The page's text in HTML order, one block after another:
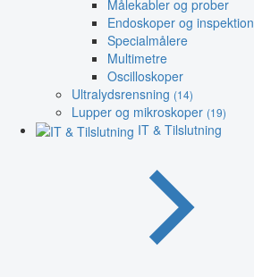
Målekabler og prober
Endoskoper og inspektion
Specialmålere
Multimetre
Oscilloskoper
Ultralydsrensning (14)
Lupper og mikroskoper (19)
IT & Tilslutning